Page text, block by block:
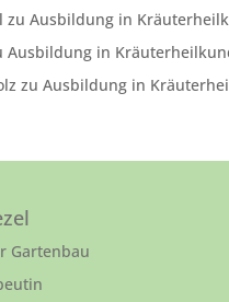
zu Ausbildung in
Ausbildung in
zu Ausbildung in
Gartenbau